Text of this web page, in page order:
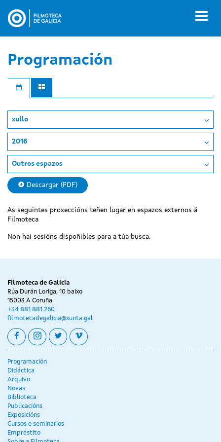
contido
Programación
xullo
2016
Outros espazos
Descargar (PDF)
As seguintes proxeccións teñen lugar en espazos externos á
Filmoteca
Non hai sesións dispoñibles para a túa busca.
Filmoteca de Galicia
Rúa Durán Loriga, 10 baixo
15003 A Coruña
+34 881 881 260
filmotecadegalicia@xunta.gal
facebookinstagram
twittervimeo
Programación
Didáctica
Arquivo
Novas
Biblioteca
Publicacións
Exposicións
Cursos e seminarios
Empréstito